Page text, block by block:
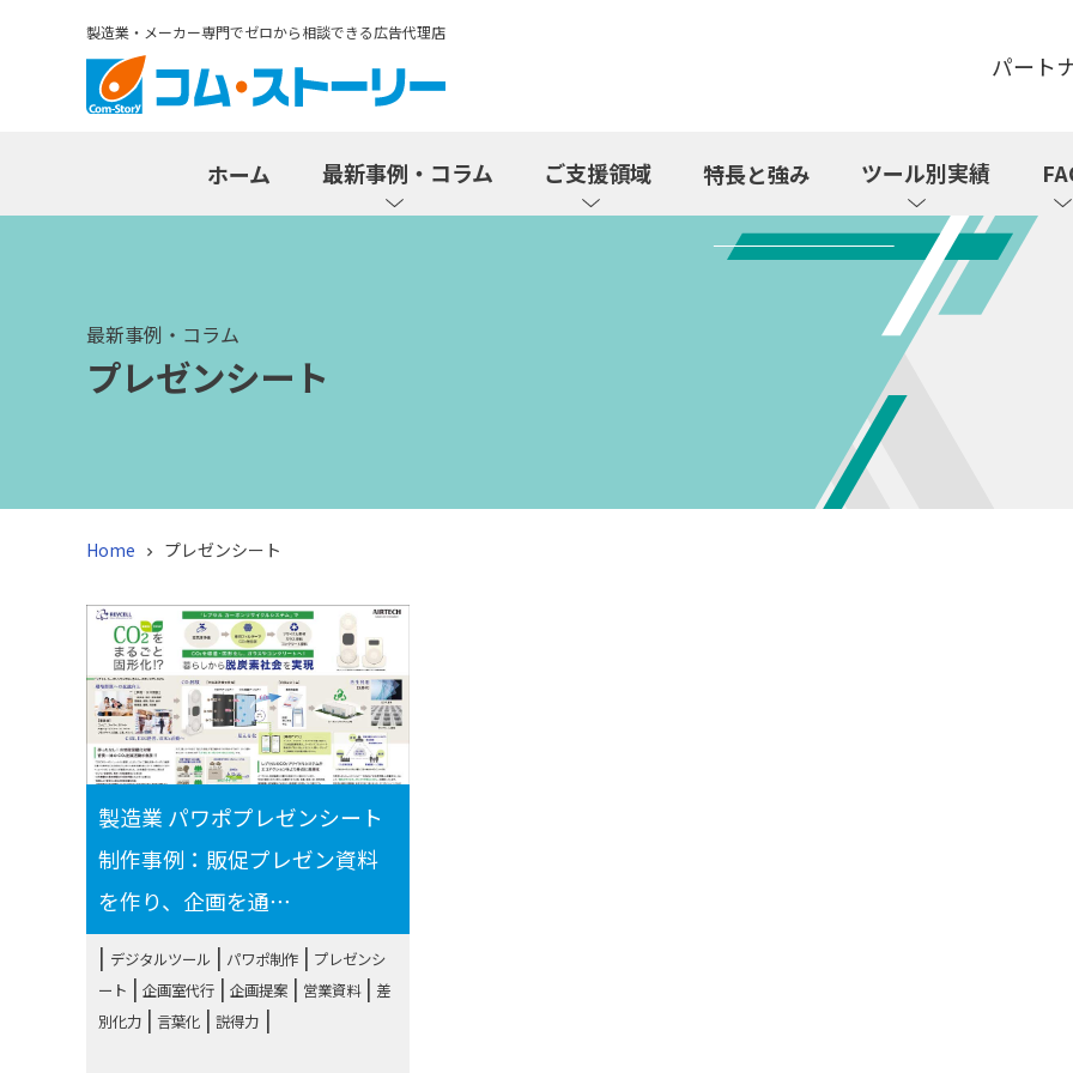
製造業・メーカー専門でゼロから相談できる広告代理店
パート
ホーム 最新事例・コラム ご支援領域 特長と強み ツール別実績
最新事例・コラム
プレゼンシート
Home  プレゼンシート
製造業 パワポプレゼンシート
制作事例：販促プレゼン資料
を作り、企画を通⋯
デジタルツール | パワポ制作 | プレゼンシ
ート | 企画室代行 | 企画提案 | 営業資料| 差
別化力 | 言葉化 | 説得力